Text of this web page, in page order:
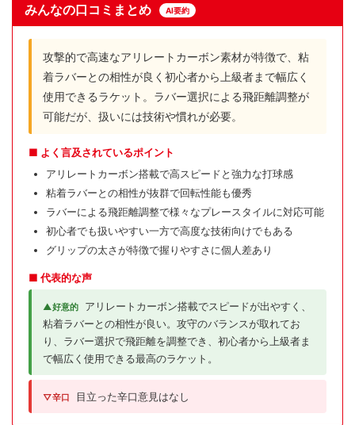
みんなの口コミまとめ AI要約
攻撃的で高速なアリレートカーボン素材が特徴で、粘
着ラバーとの相性が良く初心者から上級者まで幅広く
使用できるラケット。ラバー選択による飛距離調整が
可能だが、扱いには技術や慣れが必要。
■ よく言及されているポイント
アリレートカーボン搭載で高スピードと強力な打球感
粘着ラバーとの相性が抜群で回転性能も優秀
ラバーによる飛距離調整で様々なプレースタイルに対応可能
初心者でも扱いやすい一方で高度な技術向けでもある
グリップの太さが特徴で握りやすさに個人差あり
■ 代表的な声
▲好意的
アリレートカーボン搭載でスピードが出やすく、
粘着ラバーとの相性が良い。攻守のバランスが取れてお
り、ラバー選択で飛距離を調整でき、初心者から上級者ま
で幅広く使用できる最高のラケット。
▽辛口 目立った辛口意見はなし